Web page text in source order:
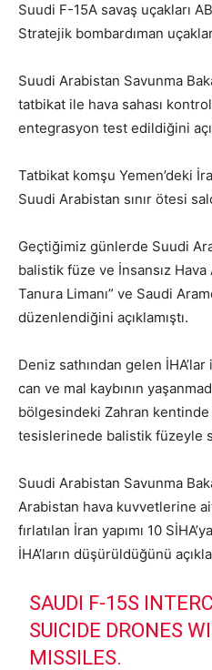
Suudi F-15A savaş uçakları
Stratejik bombardıman
Suudi Arabistan Savunma
tatbikat ile hava sahası
entegrasyon test edildiğini
Tatbikat komşu Yemen’deki
Suudi Arabistan sınır ötesi
Geçtiğimiz günlerde Suudi
balistik füze ve İnsansız Hava
Tanura Limanı” ve Saudi
düzenlendiğini açıklamıştı.
Deniz sathından gelen
can ve mal kaybının
bölgesindeki Zahran
tesislerinede balistik füzeyle
Suudi Arabistan Savunma
Arabistan hava kuvvetlerine
fırlatılan İran yapımı 10
İHA’ların düşürüldüğünü
SAUDI F-15S
SUICIDE DRONES
MISSILES.